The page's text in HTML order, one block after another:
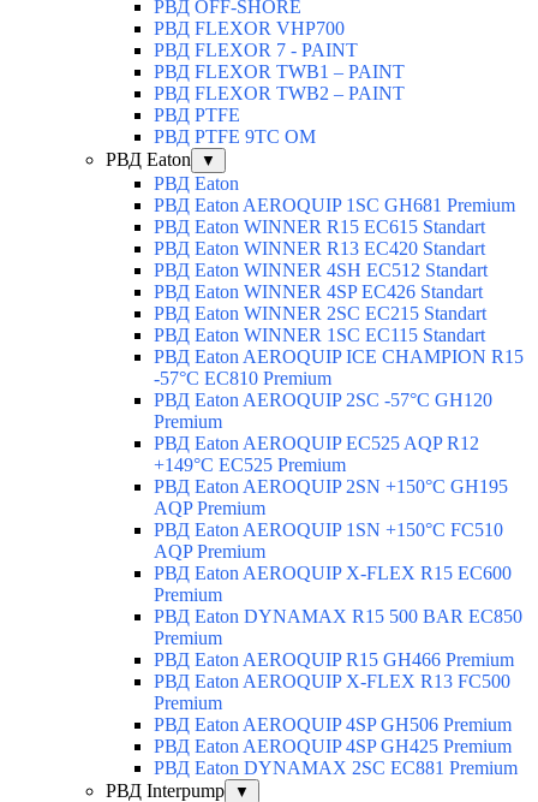
РВД OFF-SHORE
РВД FLEXOR VHP700
РВД FLEXOR 7 - PAINT
РВД FLEXOR TWB1 – PAINT
РВД FLEXOR TWB2 – PAINT
РВД PTFE
РВД PTFE 9TC OM
РВД Eaton
▼
РВД Eaton
РВД Eaton AEROQUIP 1SC GH681 Premium
РВД Eaton WINNER R15 EC615 Standart
РВД Eaton WINNER R13 EC420 Standart
РВД Eaton WINNER 4SH EC512 Standart
РВД Eaton WINNER 4SP EC426 Standart
РВД Eaton WINNER 2SC EC215 Standart
РВД Eaton WINNER 1SC EC115 Standart
РВД Eaton AEROQUIP ICE CHAMPION R15
-57°C EC810 Premium
РВД Eaton AEROQUIP 2SC -57°C GH120
Premium
РВД Eaton AEROQUIP EC525 AQP R12
+149°C EC525 Premium
РВД Eaton AEROQUIP 2SN +150°C GH195
AQP Premium
РВД Eaton AEROQUIP 1SN +150°C FC510
AQP Premium
РВД Eaton AEROQUIP X-FLEX R15 EC600
Premium
РВД Eaton DYNAMAX R15 500 BAR EC850
Premium
РВД Eaton AEROQUIP R15 GH466 Premium
РВД Eaton AEROQUIP X-FLEX R13 FC500
Premium
РВД Eaton AEROQUIP 4SP GH506 Premium
РВД Eaton AEROQUIP 4SP GH425 Premium
РВД Eaton DYNAMAX 2SC EC881 Premium
РВД Interpump
▼